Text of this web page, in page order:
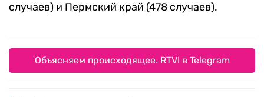
случаев) и Пермский край (478 случаев).
Объясняем происходящее. RTVI в Telegram